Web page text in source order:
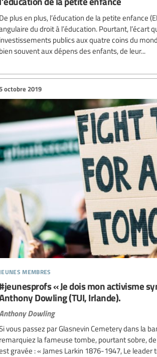
De plus en plus, l’éducation de la petite enfance
du droit à l’éducation. Pourtant, l’écart
investissements publics aux quatre coins du
bien souvent aux dépens des enfants, de leur...
membres
octobre 2019
« Je dois mon activisme
Dowling (TUI, Irlande).
Dowling
vous passez par Glasnevin Cemetery dans la
remarquiez la fameuse tombe, pourtant sobre, de
gravée : « James Larkin 1876-1947, Le